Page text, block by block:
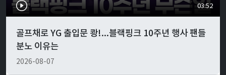
03:52
골프채로 YG 출입문 쾅!...블랙핑크 10주년 행사 팬들
분노 이유는
2026-08-07